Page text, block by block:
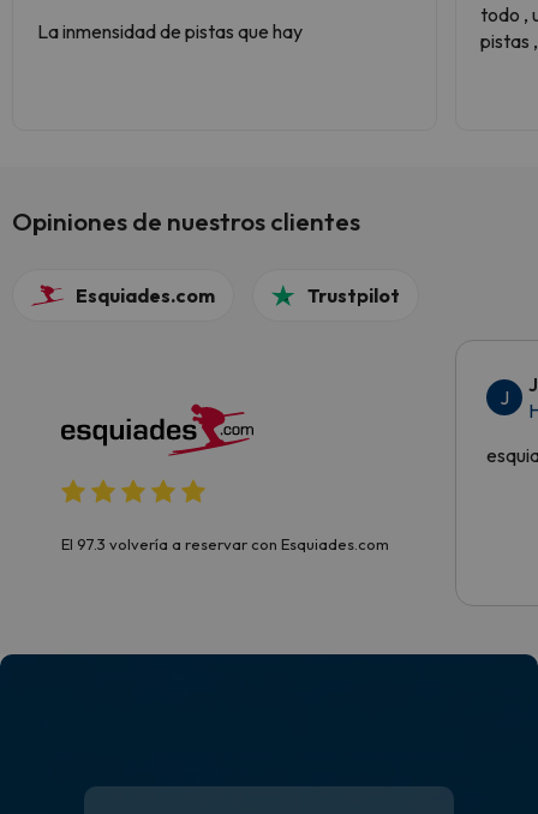
La inmensidad de pistas que hay
todo ,
pistas
Opiniones de nuestros clientes
Esquiades.com Trustpilot
El 97.3 volvería a reservar con Esquiades.com
J